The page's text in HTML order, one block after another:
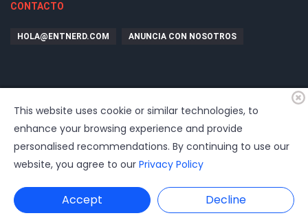
CONTACTO
HOLA@ENTNERD.COM ANUNCIA CON NOSOTROS
www.dast.cl
This website uses cookie or similar technologies, to
enhance your browsing experience and provide
personalised recommendations. By continuing to use our
website, you agree to our Privacy Policy
Accept Decline